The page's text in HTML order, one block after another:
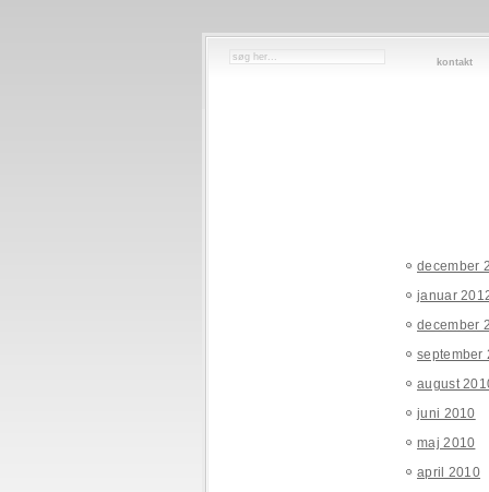
kontakt
december
januar
december
september
august
juni 2010
maj 2010
april 2010